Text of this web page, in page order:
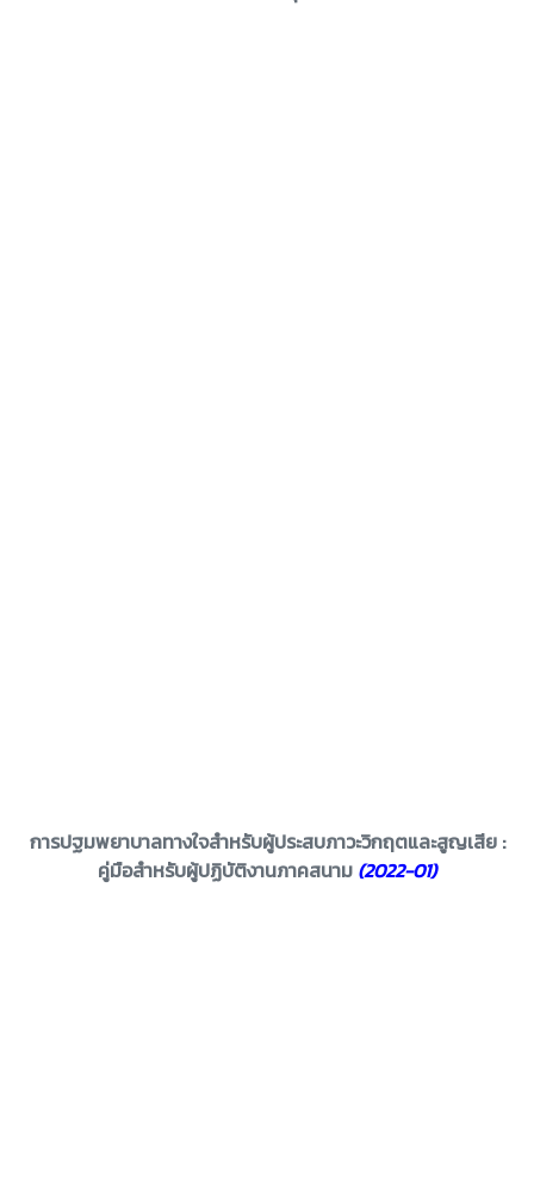
การปฐมพยาบาลทางใจสำหรับผู้ประสบภาวะวิกฤตและสูญเสีย :
คู่มือสำหรับผู้ปฏิบัติงานภาคสนาม (2022-01)